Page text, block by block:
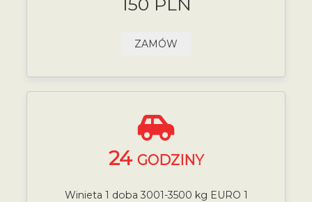
ZAMÓW
24 GODZINY
Winieta 1 doba 3001-3500 kg EURO 1